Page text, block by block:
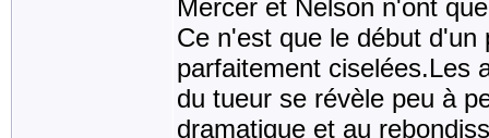
Mercer et Nelson n'ont
Ce n'est que le début
parfaitement ciselées.Les
du tueur se révèle peu à
dramatique et au